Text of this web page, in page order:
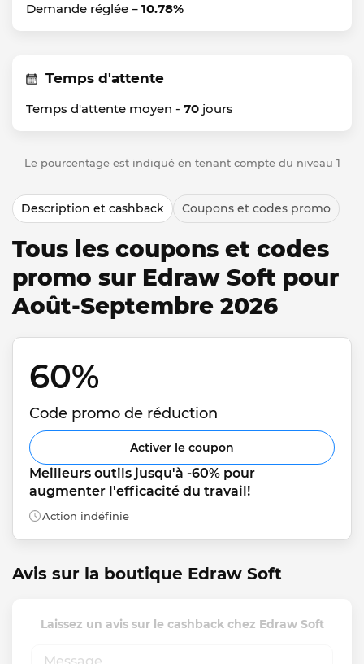
Demande réglée – 10.78%
Temps d'attente
Temps d'attente moyen - 70 jours
Le pourcentage est indiqué en tenant compte du niveau 1
Description et cashback Coupons et codes promo
Tous les coupons et codes
promo sur Edraw Soft pour
Août-Septembre 2026
60%
Code promo de réduction
Activer le coupon
Meilleurs outils jusqu'à -60% pour
augmenter l'efficacité du travail!
Action indéfinie
Avis sur la boutique Edraw Soft
Laissez un avis sur le cashback chez Edraw Soft